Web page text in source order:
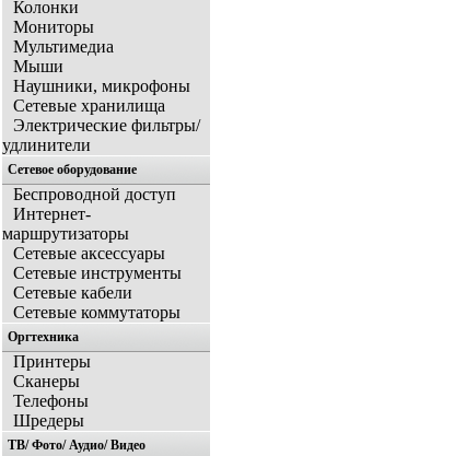
Колонки
Мониторы
Мультимедиа
Мыши
Наушники, микрофоны
Сетевые хранилища
Электрические фильтры/
удлинители
Сетевое оборудование
Беспроводной доступ
Интернет-
маршрутизаторы
Сетевые аксессуары
Сетевые инструменты
Сетевые кабели
Сетевые коммутаторы
Оргтехника
Принтеры
Сканеры
Телефоны
Шредеры
ТВ/ Фото/ Аудио/ Видео